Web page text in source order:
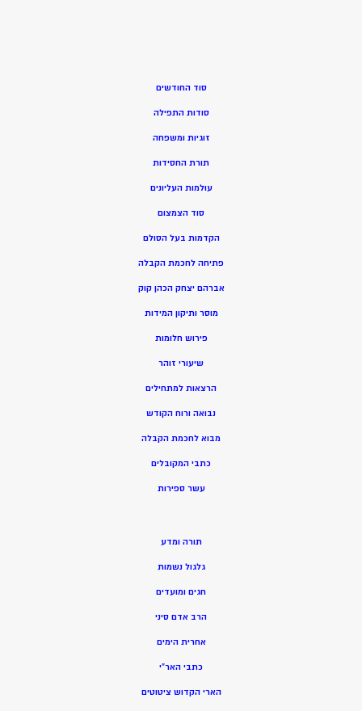
סוד החודשים
סודות התפילה
זוגיות ומשפחה
תורת החסידות
עולמות העליונים
סוד הצמצום
הקדמות בעל הסולם
פתיחה לחכמת הקבלה
אברהם יצחק הכהן קוק
מוסר ותיקון המידות
פירוש חלומות
שיעורי זוהר
הרצאות למתחילים
נבואה ורוח הקודש
מבוא לחכמת הקבלה
כתבי המקובלים
עשר ספירות
תורה ומדע
גלגול נשמות
חגים ומועדים
הרב אדם סיני
אחרית הימים
כתבי האר”י
הארי הקדוש ציטוטים